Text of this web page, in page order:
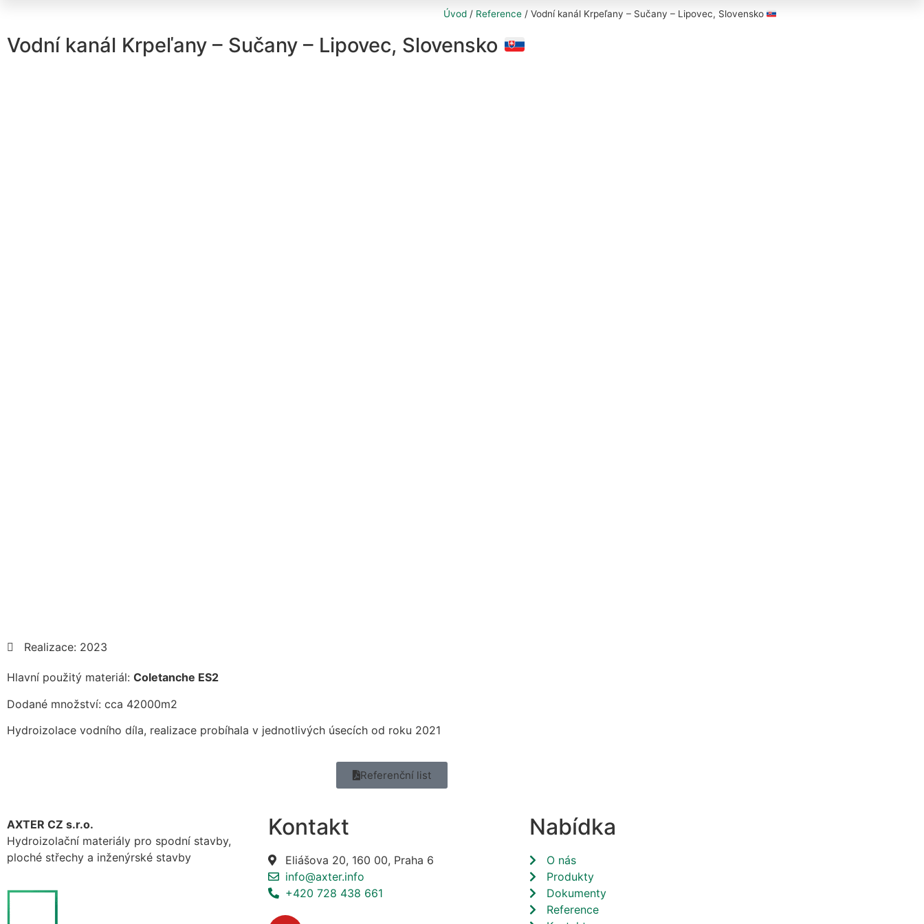
Úvod/ Reference/ Vodní kanál Krpeľany – Sučany – Lipovec, Slovensko
Vodní kanál Krpeľany – Sučany – Lipovec, Slovensko
Realizace: 2023
Hlavní použitý materiál: Coletanche ES2
Dodané množství: cca 42000m2
Hydroizolace vodního díla, realizace probíhala v jednotlivých úsecích od roku 2021
Referenční list
AXTER CZ s.r.o.
Hydroizolační materiály pro spodní stavby,
ploché střechy a inženýrské stavby
Kontakt
Eliášova 20, 160 00, Praha 6
info@axter.info
+420 728 438 661
Nabídka
O nás
Produkty
Dokumenty
Reference